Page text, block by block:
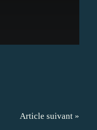
Article suivant »